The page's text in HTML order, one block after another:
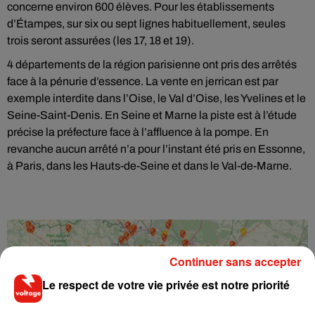
concerne environ 600 élèves. Pour les établissements
d’Étampes, sur six ou sept lignes habituellement, seules
trois seront assurées (les 17, 18 et 19).
4 départements de la région parisienne ont pris des arrêtés
face à la pénurie d’essence. La vente en jerrican est par
exemple interdite dans l’Oise, le Val d’Oise, les Yvelines et le
Seine-Saint-Denis. En Seine et Marne la piste est à l’étude
précise la préfecture face à l’affluence à la pompe. En
revanche aucun arrêté n’a pour l’instant été pris en Essonne,
à Paris, dans les Hauts-de-Seine et dans le Val-de-Marne.
Le respect de votre vie privée est notre priorité
Continuer sans accepter